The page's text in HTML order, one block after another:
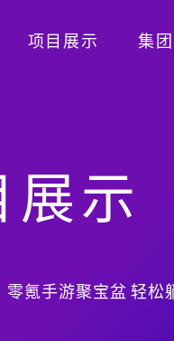
项目展示 集
示
零氪手游聚宝盆 轻松